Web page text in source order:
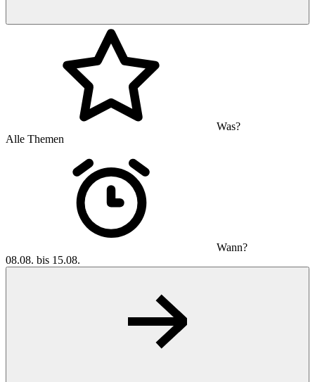
Was?
Alle Themen
Wann?
08.08. bis 15.08.